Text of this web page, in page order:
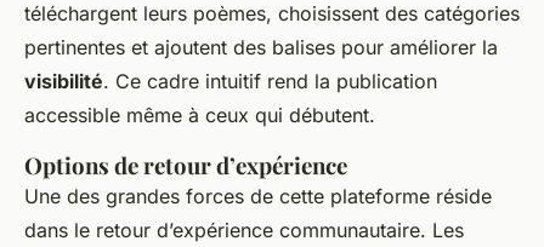
téléchargent leurs poèmes, choisissent des catégories
pertinentes et ajoutent des balises pour améliorer la
visibilité. Ce cadre intuitif rend la publication
accessible même à ceux qui débutent.
Options de retour d’expérience
Une des grandes forces de cette plateforme réside
dans le retour d’expérience communautaire. Les